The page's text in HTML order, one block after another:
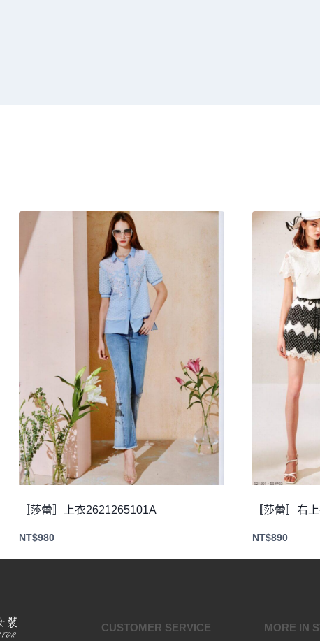
〚莎蕾〛上衣2621265101A
NT$980
〚莎蕾〛右
NT$890
CUSTOMER SERVICE MORE IN